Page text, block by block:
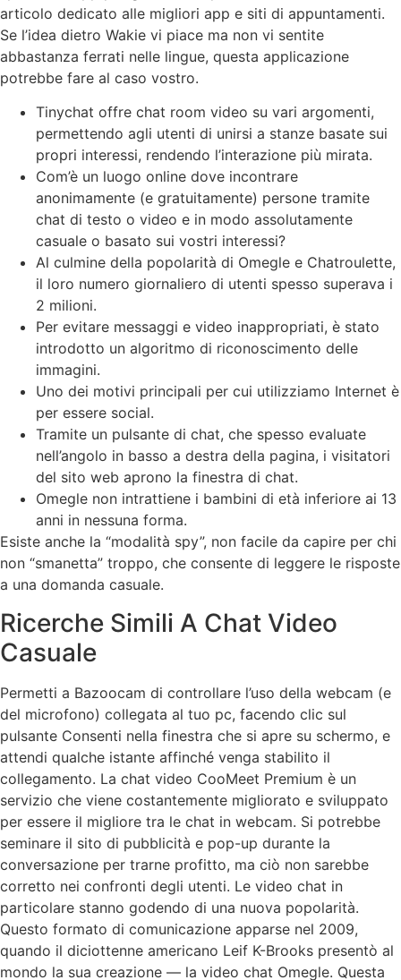
articolo dedicato alle migliori app e siti di appuntamenti.
Se l’idea dietro Wakie vi piace ma non vi sentite
abbastanza ferrati nelle lingue, questa applicazione
potrebbe fare al caso vostro.
Tinychat offre chat room video su vari argomenti,
permettendo agli utenti di unirsi a stanze basate sui
propri interessi, rendendo l’interazione più mirata.
Com’è un luogo online dove incontrare
anonimamente (e gratuitamente) persone tramite
chat di testo o video e in modo assolutamente
casuale o basato sui vostri interessi?
Al culmine della popolarità di Omegle e Chatroulette,
il loro numero giornaliero di utenti spesso superava i
2 milioni.
Per evitare messaggi e video inappropriati, è stato
introdotto un algoritmo di riconoscimento delle
immagini.
Uno dei motivi principali per cui utilizziamo Internet è
per essere social.
Tramite un pulsante di chat, che spesso evaluate
nell’angolo in basso a destra della pagina, i visitatori
del sito web aprono la finestra di chat.
Omegle non intrattiene i bambini di età inferiore ai 13
anni in nessuna forma.
Esiste anche la “modalità spy”, non facile da capire per chi
non “smanetta” troppo, che consente di leggere le risposte
a una domanda casuale.
Ricerche Simili A Chat Video
Casuale
Permetti a Bazoocam di controllare l’uso della webcam (e
del microfono) collegata al tuo pc, facendo clic sul
pulsante Consenti nella finestra che si apre su schermo, e
attendi qualche istante affinché venga stabilito il
collegamento. La chat video CooMeet Premium è un
servizio che viene costantemente migliorato e sviluppato
per essere il migliore tra le chat in webcam. Si potrebbe
seminare il sito di pubblicità e pop-up durante la
conversazione per trarne profitto, ma ciò non sarebbe
corretto nei confronti degli utenti. Le video chat in
particolare stanno godendo di una nuova popolarità.
Questo formato di comunicazione apparse nel 2009,
quando il diciottenne americano Leif K-Brooks presentò al
mondo la sua creazione — la video chat Omegle. Questa